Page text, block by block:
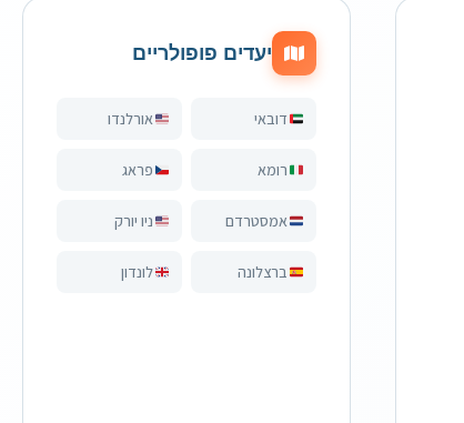
יעדים פופולריים
דובאי אורלנדו
רומא פראג
אמסטרדם ניו יורק
ברצלונה לונדון